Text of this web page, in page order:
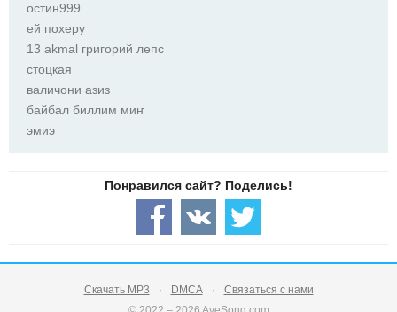
остин999
ей похеру
13 akmal григорий лепс
стоцкая
валичони азиз
байбал биллим миҥ
эмиэ
Скачать MP3 DMCA
Связаться с нами